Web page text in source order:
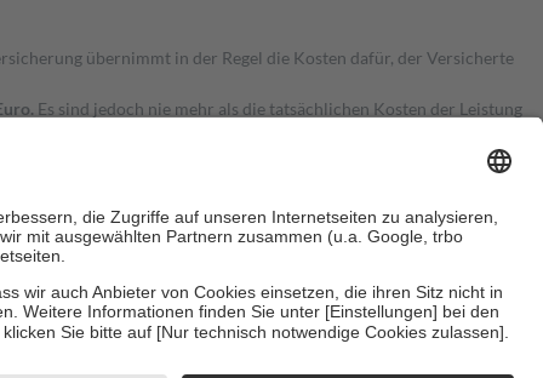
übernimmt in der Regel die Kosten dafür, der Versicherte
Es sind jedoch nie mehr als die tatsächlichen Kosten der Leistung
Zuzahlungen an bei: